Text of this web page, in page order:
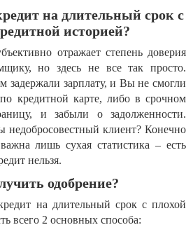
на длительный срок с
историей?
отражает степень доверия
но здесь не все так просто.
зарплату, и Вы не смогли
кредитной карте, либо в срочном
и забыли о задолженности.
недобросовестный клиент? Конечно
лишь сухая статистика – есть
нельзя.
одобрение?
на длительный срок с плохой
всего 2 основных способа: